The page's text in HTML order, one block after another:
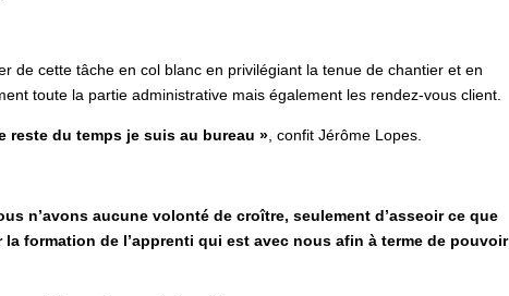
de cette tâche en col blanc en privilégiant la tenue de chantier et en
toute la partie administrative mais également les rendez-vous client.
reste du temps je suis au bureau », confit Jérôme Lopes.
n’avons aucune volonté de croître, seulement d’asseoir ce que
formation de l’apprenti qui est avec nous afin à terme de pouvoir